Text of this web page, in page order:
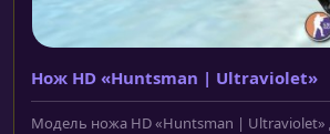
Нож HD «Huntsman | Ultraviolet»
Модель ножа HD «Huntsman | Ultraviolet»